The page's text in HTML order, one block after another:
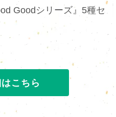
Goodシリーズ』5種セ
こちら